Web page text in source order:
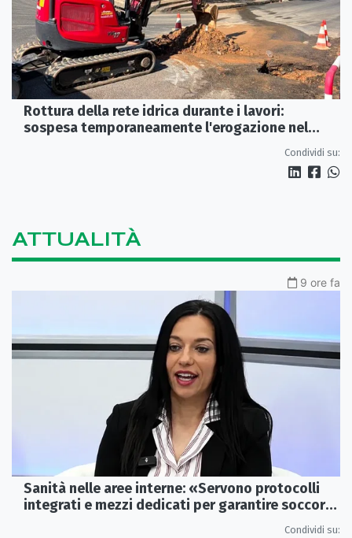
Rottura della rete idrica durante i lavori:
sospesa temporaneamente l'erogazione nel
Condividi su:
ATTUALITÀ
9 ore fa
Sanità nelle aree interne: «Servono protocolli
integrati e mezzi dedicati per garantire soccorsi
Condividi su: